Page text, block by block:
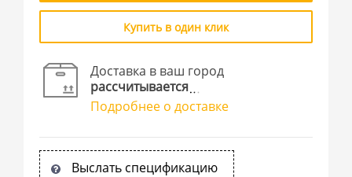
Купить в один клик
Доставка в ваш город
рассчитывается
Подробнее о доставке
Выслать спецификацию